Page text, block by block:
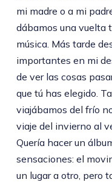
mi madre o a mi
dábamos una vuelta
música. Más tarde
importantes en mi
de ver las cosas
que tú has elegido.
viajábamos del frío
viaje del invierno al
Quería hacer un
sensaciones: el
un lugar a otro, pero